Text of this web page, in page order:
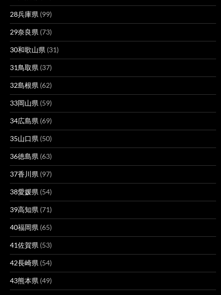
28兵庫県 (99)
29奈良県 (73)
30和歌山県 (31)
31鳥取県 (37)
32島根県 (62)
33岡山県 (59)
34広島県 (69)
35山口県 (50)
36徳島県 (63)
37香川県 (97)
38愛媛県 (54)
39高知県 (71)
40福岡県 (65)
41佐賀県 (53)
42長崎県 (54)
43熊本県 (49)